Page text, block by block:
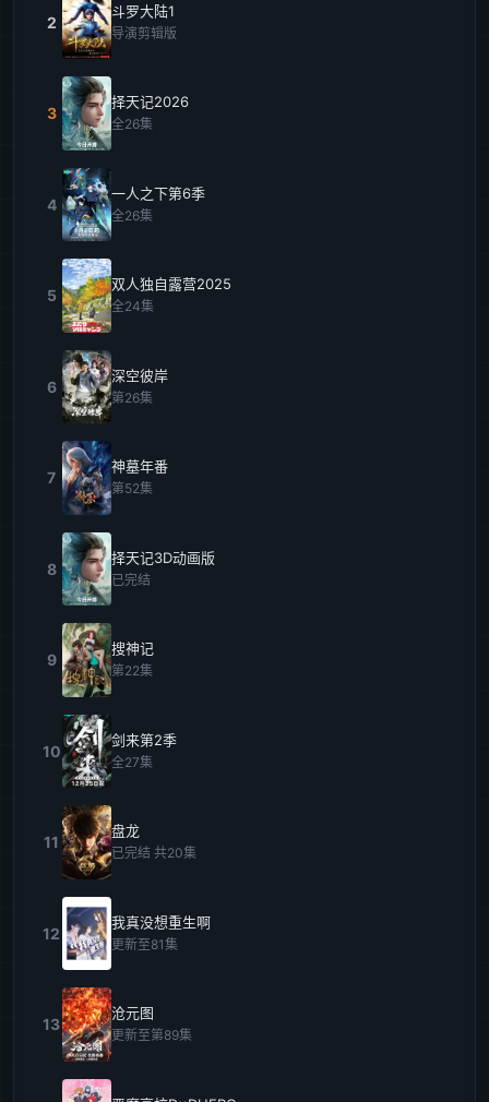
2
斗罗大陆1
导演剪辑版
3
择天记2026
全26集
4
一人之下第6季
全26集
5
双人独自露营2025
全24集
6
深空彼岸
第26集
7
神墓年番
第52集
8
择天记3D动画版
已完结
9
搜神记
第22集
10
剑来第2季
全27集
11
盘龙
已完结 共20集
12
我真没想重生啊
更新至81集
13
沧元图
更新至第89集